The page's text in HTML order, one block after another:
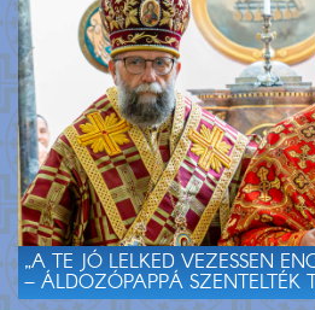
„A TE JÓ LELKED VEZESSEN
– ÁLDOZÓPAPPÁ SZENTELTÉK